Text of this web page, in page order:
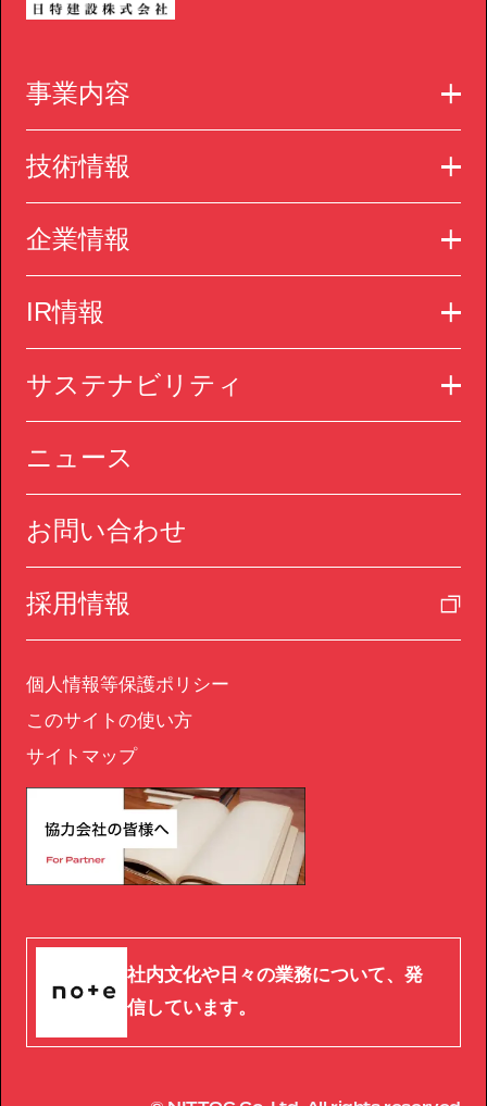
事業内容
技術情報
企業情報
IR情報
サステナビリティ
ニュース
お問い合わせ
採用情報
個人情報等保護ポリシー
このサイトの使い方
サイトマップ
社内文化や日々の業務について、発
信しています。